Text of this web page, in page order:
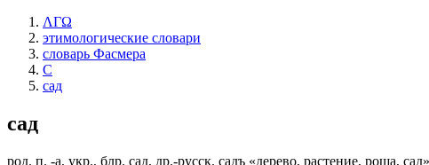
ΛΓΩ
этимологические словари
словарь Фасмера
С
сад
сад
род. п. -а, укр., блр. сад, др.-русск. садъ «дерево, растение, роща,